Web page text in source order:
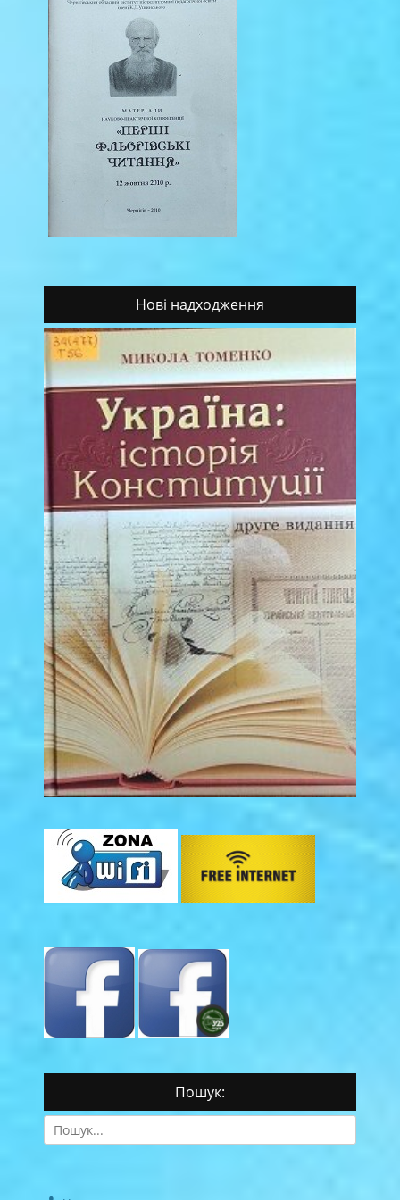
Нові надходження
Пошук:
Search
for: